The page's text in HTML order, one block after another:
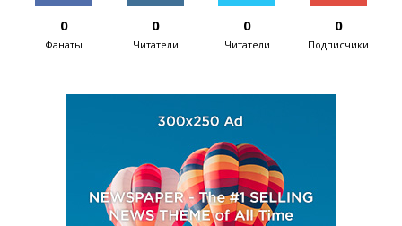
0
Фанаты
0
Читатели
0
Читатели
0
Подписчики